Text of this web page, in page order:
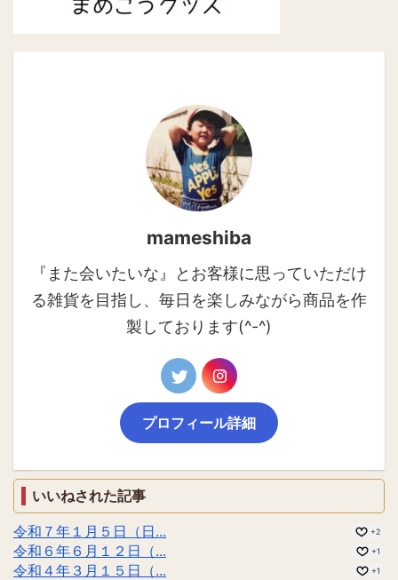
mameshiba
『また会いたいな』とお客様に思っていただけ
る雑貨を目指し、毎日を楽しみながら商品を作
製しております(^-^)
プロフィール詳細
いいねされた記事
令和７年１月５日（日...
+2
令和６年６月１２日（... +1
令和４年３月１５日（... +1